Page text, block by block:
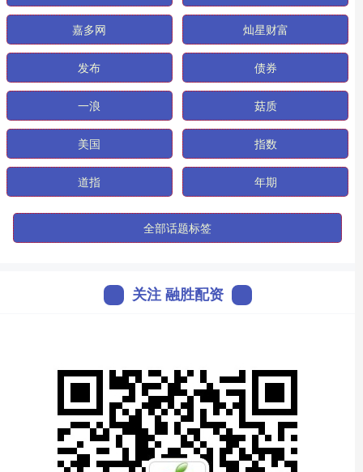
嘉多网 灿星财富
发布 债券
一浪 菇质
美国 指数
道指 年期
全部话题标签
关注 融胜配资